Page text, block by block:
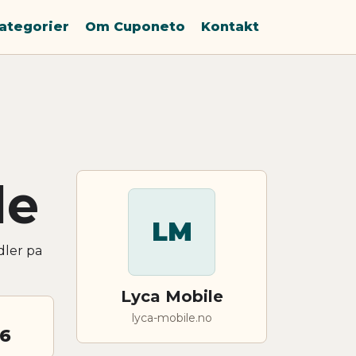
Om Cuponeto Kontakt
pa
LM
Lyca Mobile
lyca-mobile.no